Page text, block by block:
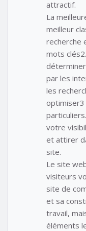
attractif.
La
meilleur
recherche
mots
par les
les
votre
et attirer
site.
Le site
visiteurs
site de
et sa
travail,
éléments